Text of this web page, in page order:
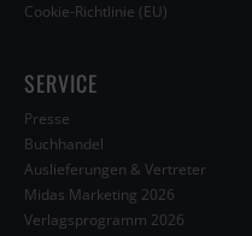
Cookie-Richtlinie (EU)
SERVICE
Presse
Buchhandel
Auslieferungen & Vertreter
Midas Marketing 2026
Verlagsprogramm 2026